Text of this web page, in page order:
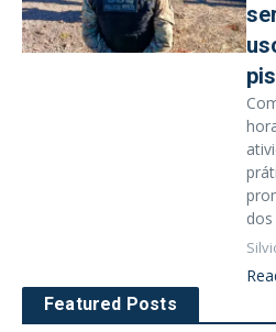
dos
Featured Posts